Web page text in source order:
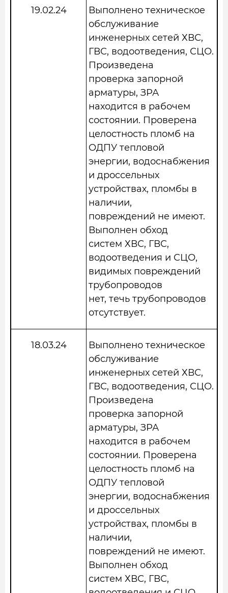
19.02.24
Выполнено техническое
обслуживание
инженерных сетей ХВС,
ГВС, водоотведения, СЦО.
Произведена
проверка запорной
арматуры, ЗРА
находится в рабочем
состоянии. Проверена
целостность пломб на
ОДПУ тепловой
энергии, водоснабжения
и дроссельных
устройствах, пломбы в
наличии,
повреждений не имеют.
Выполнен обход
систем ХВС, ГВС,
водоотведения и СЦО,
видимых повреждений
трубопроводов
нет, течь трубопроводов
отсутствует.
18.03.24
Выполнено техническое
обслуживание
инженерных сетей ХВС,
ГВС, водоотведения, СЦО.
Произведена
проверка запорной
арматуры, ЗРА
находится в рабочем
состоянии. Проверена
целостность пломб на
ОДПУ тепловой
энергии, водоснабжения
и дроссельных
устройствах, пломбы в
наличии,
повреждений не имеют.
Выполнен обход
систем ХВС, ГВС,